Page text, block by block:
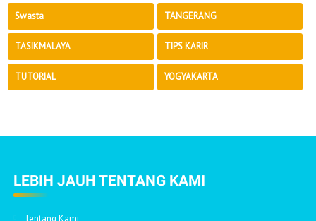
Swasta TANGERANG
TASIKMALAYA TIPS KARIR
TUTORIAL YOGYAKARTA
LEBIH JAUH TENTANG KAMI